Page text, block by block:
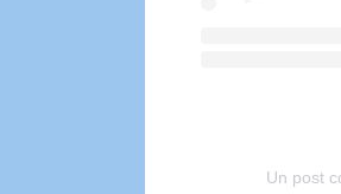
Un post